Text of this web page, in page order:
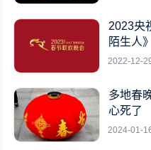
2023央
陌生人
2022-12-
多地春
心死了
2024-01-